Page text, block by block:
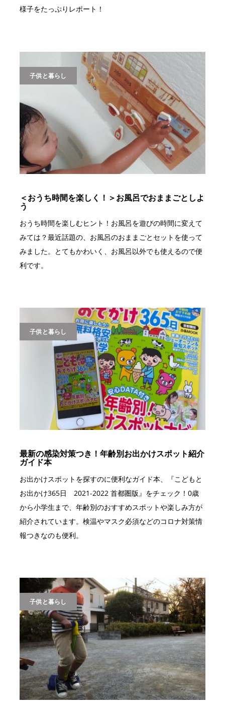
様子をたっぷりレポート！
子供と暮らし
＜おうち時間を楽しく！＞お風呂でおままごとしよ
う
おうち時間を楽しむヒント！お風呂を遊びの時間に変えて
みては？最近話題の、お風呂のおままごとセットを使って
みました。とてもかわいく、お風呂以外でも使えるので便
利です。
子供と暮らし
最新の感染対策つき！年齢別お出かけスポット紹介
ガイド本
お出かけスポットを探すのに便利なガイド本、『こどもと
お出かけ365日 2021-2022 首都圏版』をチェック！0歳
から小学生まで、年齢別のおすすめスポットや楽しみ方が
紹介されています。検温やマスク必須などのコロナ対策情
報つきなのも便利。
子供と暮らし